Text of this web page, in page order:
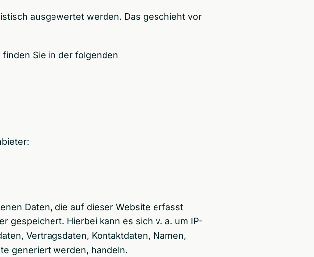
ausgewertet werden. Das geschieht vor
Sie in der folgenden
Daten, die auf dieser Website erfasst
gespeichert. Hierbei kann es sich v. a. um IP-
Vertragsdaten, Kontaktdaten, Namen,
generiert werden, handeln.